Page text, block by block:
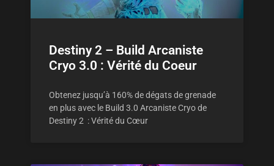
Destiny 2 – Build Arcaniste
Cryo 3.0 : Vérité du Coeur
Obtenez jusqu’à 160% de dégats de grenade
en plus avec le Build 3.0 Arcaniste Cryo de
Destiny 2 : Vérité du Cœur